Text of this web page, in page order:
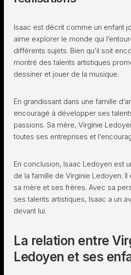
Isaac est décrit comme un enfant
aime explorer le monde qui
différents sujets. Bien qu’il soit
montré des talents artistiques
dessiner et jouer de la musique.
En grandissant dans une famille
encouragé à développer ses
passions. Sa mère, Virginie
toutes ses entreprises et
En conclusion, Isaac Ledoyen est
de la famille de Virginie Ledoyen.
sa mère et ses frères. Avec sa
ses talents artistiques, Isaac a un
devant lui.
La relation entre
Ledoyen et ses